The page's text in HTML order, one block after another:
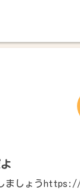
ましょうhttps://